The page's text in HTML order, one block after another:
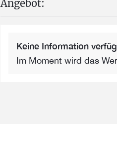
Angebot:
Keine Information
Im Moment wird das